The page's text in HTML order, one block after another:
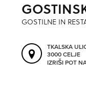
OMREŽNA ŠT.
GOSTILNE IN
TKALSKA
3000 CELJE
IZRIŠI POT